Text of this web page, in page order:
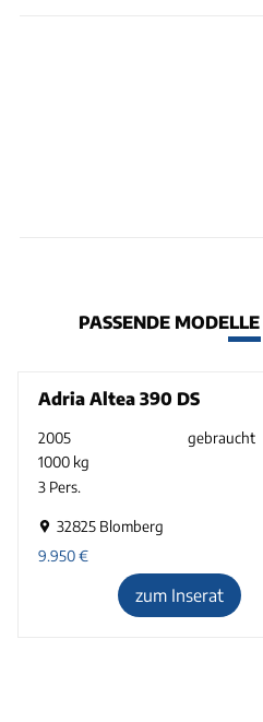
PASSENDE
Adria Altea 390 DS
2005
gebraucht
1000 kg
3 Pers.
32825 Blomberg
9.950€
zum Inserat